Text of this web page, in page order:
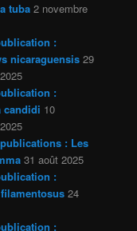
tuba 2 novembre
:
nicaraguensis 29
:
candidi 10
: Les
31 août 2025
:
24
: